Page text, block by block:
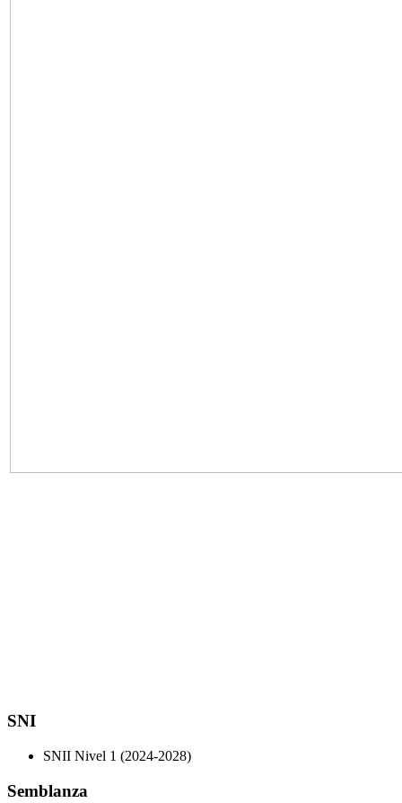
SNI
SNII Nivel 1 (2024-2028)
Semblanza